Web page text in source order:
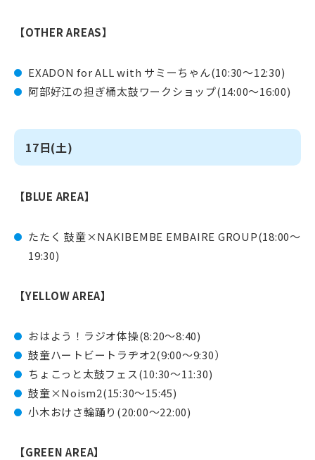
【OTHER AREAS】
EXADON for ALL with サミーちゃん(10:30〜12:30)
阿部好江の担ぎ桶太鼓ワークショップ(14:00〜16:00)
17日(土)
【BLUE AREA】
たたく 鼓童×NAKIBEMBE EMBAIRE GROUP(18:00～
19:30)
【YELLOW AREA】
おはよう！ラジオ体操(8:20〜8:40)
鼓童ハートビートラヂオ2(9:00〜9:30）
ちょこっと太鼓フェス(10:30〜11:30)
鼓童×Noism2(15:30〜15:45)
小木おけさ輪踊り(20:00〜22:00)
【GREEN AREA】